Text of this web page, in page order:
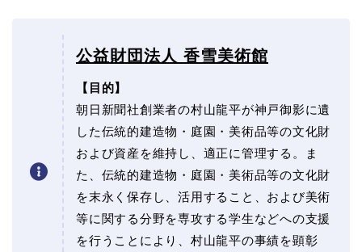
公益財団法人 香雪美術館
【目的】
朝日新聞社創業者の村山龍平が神戸御影に遺
した伝統的建造物・庭園・美術品等の文化財
および資産を維持し、適正に管理する。ま
た、伝統的建造物・庭園・美術品等の文化財
を末永く保存し、活用すること、および美術
等に関する分野を専攻する学生などへの支援
を行うことにより、村山龍平の事績を顕彰